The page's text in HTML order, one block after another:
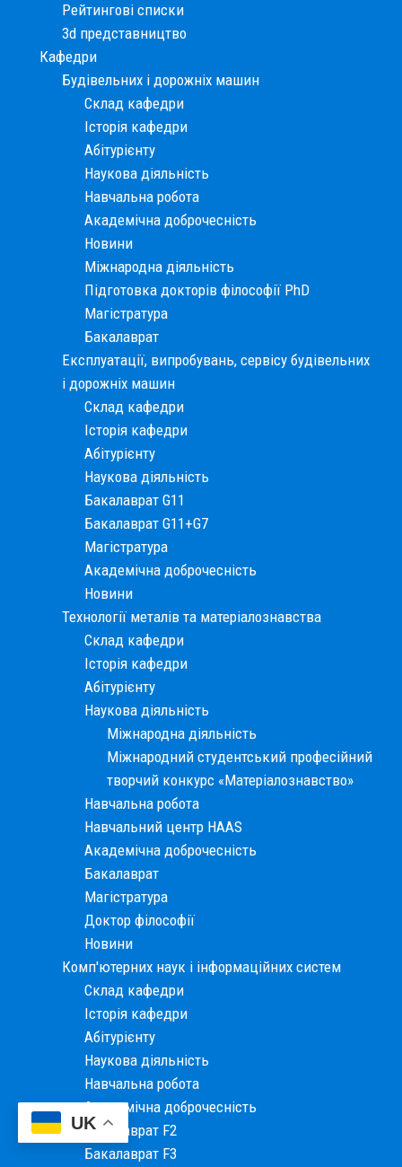
Рейтингові списки
3d представництво
Кафедри
Будівельних і дорожніх машин
Склад кафедри
Історія кафедри
Абітурієнту
Наукова діяльність
Навчальна робота
Академічна доброчесність
Новини
Міжнародна діяльність
Підготовка докторів філософії PhD
Магістратура
Бакалаврат
Експлуатації, випробувань, сервісу будівельних
і дорожніх машин
Склад кафедри
Історія кафедри
Абітурієнту
Наукова діяльність
Бакалаврат G11
Бакалаврат G11+G7
Магістратура
Академічна доброчесність
Новини
Технології металів та матеріалознавства
Склад кафедри
Історія кафедри
Абітурієнту
Наукова діяльність
Міжнародна діяльність
Міжнародний студентський професійний
творчий конкурс «Матеріалознавство»
Навчальна робота
Навчальний центр HAAS
Академічна доброчесність
Бакалаврат
Магістратура
Доктор філософії
Новини
Комп'ютерних наук і інформаційних систем
Склад кафедри
Історія кафедри
Абітурієнту
Наукова діяльність
Навчальна робота
Академічна доброчесність
Бакалаврат F2
Бакалаврат F3
UK